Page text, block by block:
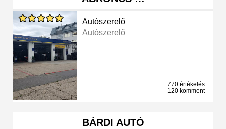
Autószerelő
Autószerelő
770 értékelés
120 komment
BÁRDI AUTÓ